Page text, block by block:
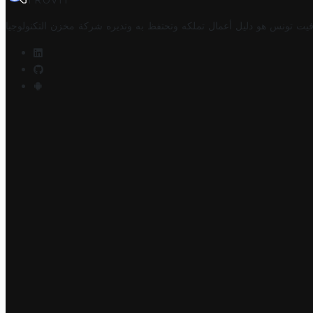
تونس هو دليل أعمال تملكه وتحتفظ به وتديره شركة مخزن التكنولوجيا